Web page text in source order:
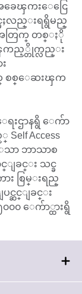
ခေၾကးေငြေ
မႈလည္းရရွိမည္
အတြက္ တစ္ႏို
ၾကည့္တိုက္လည္း
စစ္ေဆးၾက
ရးဌာနရွိ ေက်ာ
Access
သာ ဘာသာစ
ျခင္း သင္ခ
ား စြမ္းရည္
င္ဆင္ျခင္း
၀ ေက်ာ္ထားရွိ